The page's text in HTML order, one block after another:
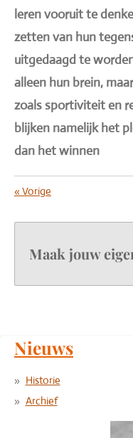
leren vooruit te
zetten van hun
uitgedaagd te
alleen hun brein,
zoals sportiviteit en
blijken namelijk het
dan het winnen
«Vorige
Maak jouw
Nieuws
Historie
Archief